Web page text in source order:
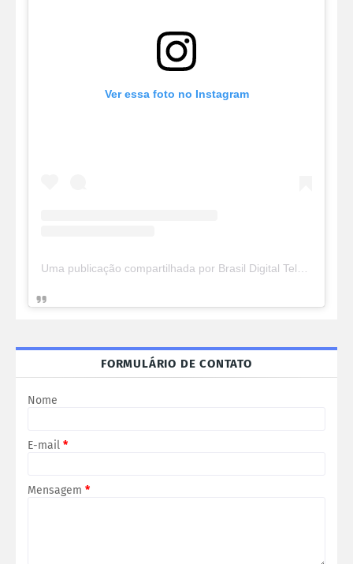
Ver essa foto no Instagram
FORMULÁRIO DE CONTATO
Nome
E-mail *
Mensagem *